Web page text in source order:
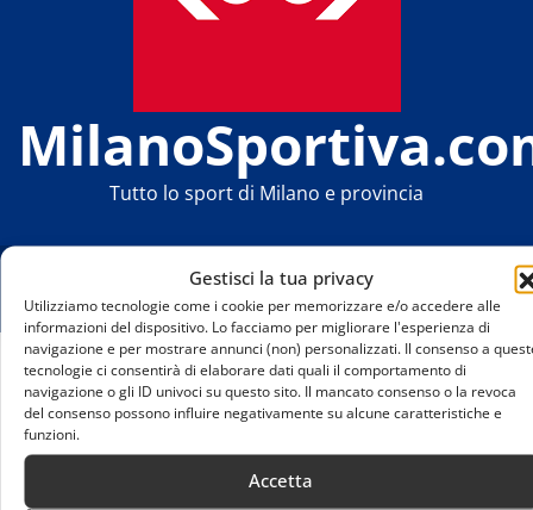
Gestisci la tua privacy
Utilizziamo tecnologie come i cookie per memorizzare e/o accedere alle
informazioni del dispositivo. Lo facciamo per migliorare l'esperienza di
navigazione e per mostrare annunci (non) personalizzati. Il consenso a
tecnologie ci consentirà di elaborare dati quali il comportamento di
navigazione o gli ID univoci su questo sito. Il mancato consenso o la revoca
del consenso possono influire negativamente su alcune caratteristiche e
funzioni.
Accetta
Tutto lo sport di Milano e provincia
Home
Scandalo scommesse: coinvolti calciatori di Serie A